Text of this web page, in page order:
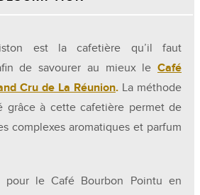
est la cafetière qu’il faut
de savourer au mieux le Café
Cru de La Réunion. La méthode
grâce à cette cafetière permet de
complexes aromatiques et parfum
pour le Café Bourbon Pointu en